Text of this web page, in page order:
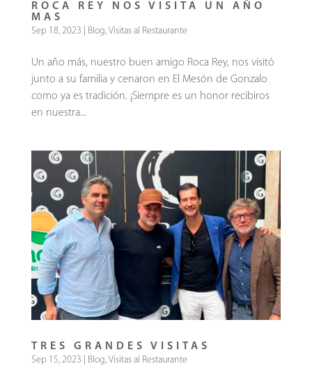
ROCA REY NOS VISITA UN AÑO
MAS
Sep 18, 2023 Blog, Visitas al Restaurante
Un año más, nuestro buen amigo Roca Rey, nos visitó
junto a su familia y cenaron en El Mesón de Gonzalo
como ya es tradición. ¡Siempre es un honor recibiros
en nuestra...
TRES GRANDES VISITAS
Sep 15, 2023 Blog, Visitas al Restaurante